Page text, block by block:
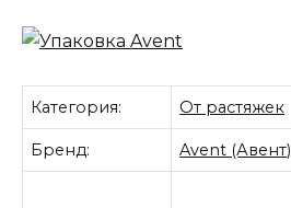
Категория: От растяжек
Бренд: Avent (Авент)